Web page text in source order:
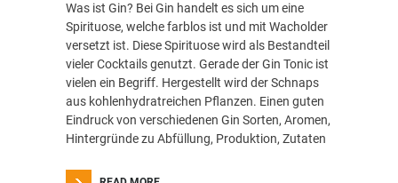
Was ist Gin? Bei Gin handelt es sich um eine
Spirituose, welche farblos ist und mit Wacholder
versetzt ist. Diese Spirituose wird als Bestandteil
vieler Cocktails genutzt. Gerade der Gin Tonic ist
vielen ein Begriff. Hergestellt wird der Schnaps
aus kohlenhydratreichen Pflanzen. Einen guten
Eindruck von verschiedenen Gin Sorten, Aromen,
Hintergründe zu Abfüllung, Produktion, Zutaten